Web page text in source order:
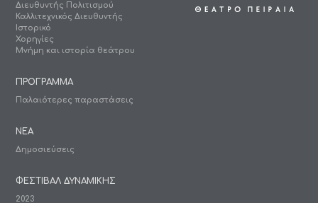
Διευθυντής Πολιτισμού
Καλλιτεχνικός Διευθυντής
Ιστορικό
Χορηγίες
Μνήμη και ιστορία θεάτρου
ΠΡΟΓΡΑΜΜΑ
Παλαιότερες παραστάσεις
ΝΕΑ
Δημοσιεύσεις
ΦΕΣΤΙΒΑΛ ΔΥΝΑΜΙΚΗΣ
2023